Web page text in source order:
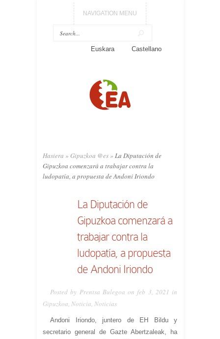
NAVIGATION MENU
Euskara Castellano
Hasiera » Gipuzkoa @es » La Diputación de
Gipuzkoa comenzará a trabajar contra la
ludopatía, a propuesta de Andoni Iriondo
La Diputación de
Gipuzkoa comenzará a
trabajar contra la
ludopatía, a propuesta
de Andoni Iriondo
Posted by Prentsa Bulegoa on feb 3, 2021 in
Gipuzkoa Noticia Noticias
Andoni Iriondo, juntero de EH Bildu y
secretario general de Gazte Abertzaleak, ha